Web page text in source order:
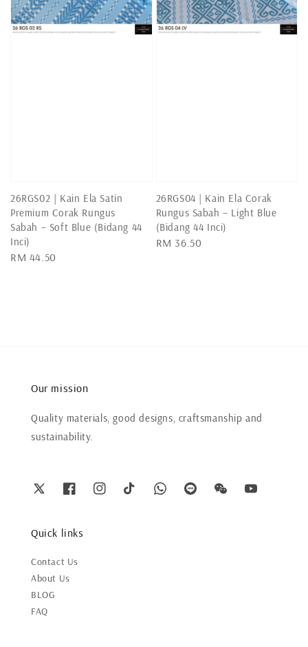
26RGS02 | Kain Ela Satin
Premium Corak Rungus
Sabah – Soft Blue (Bidang 44
Inci)
Regular
RM 44.50
26RGS04 | Kain Ela Corak
Rungus Sabah – Light Blue
(Bidang 44 Inci)
Regular
RM 36.50
Our mission
Quality materials, good designs, craftsmanship and
sustainability.
Quick links
Contact Us
About Us
BLOG
FAQ